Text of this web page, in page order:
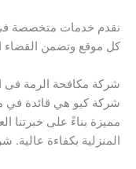
نقدم خدمات متخصصة
كل موقع وتضمن القضاء
شركة مكافحة الرمة فى
شركة كيو هي قائدة في
مميزة بناءً على خبرتنا
المنزلية بكفاءة عالية.